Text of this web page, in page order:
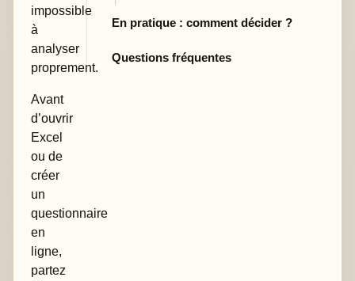
impossible
à
analyser
proprement.
Avant
d’ouvrir
Excel
ou de
créer
un
questionnaire
en
ligne,
partez
En pratique : comment décider ?
Questions fréquentes